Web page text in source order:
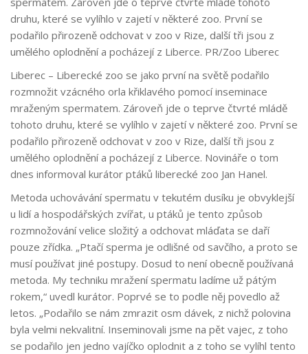
druhu, které se vylíhlo v zajetí v některé zoo. První se
podařilo přirozeně odchovat v zoo v Rize, další tři jsou z
umělého oplodnění a pocházejí z Liberce. PR/Zoo Liberec
Liberec – Liberecké zoo se jako první na světě podařilo
rozmnožit vzácného orla křiklavého pomocí inseminace
mraženým spermatem. Zároveň jde o teprve čtvrté mládě
tohoto druhu, které se vylíhlo v zajetí v některé zoo. První se
podařilo přirozeně odchovat v zoo v Rize, další tři jsou z
umělého oplodnění a pocházejí z Liberce. Novináře o tom
dnes informoval kurátor ptáků liberecké zoo Jan Hanel.
Metoda uchovávání spermatu v tekutém dusíku je obvyklejší
u lidí a hospodářských zvířat, u ptáků je tento způsob
rozmnožování velice složitý a odchovat mláďata se daří
pouze zřídka. „Ptačí sperma je odlišné od savčího, a proto se
musí používat jiné postupy. Dosud to není obecně používaná
metoda. My techniku mražení spermatu ladíme už pátým
rokem,“ uvedl kurátor. Poprvé se to podle něj povedlo až
letos. „Podařilo se nám zmrazit osm dávek, z nichž polovina
byla velmi nekvalitní. Inseminovali jsme na pět vajec, z toho
se podařilo jen jedno vajíčko oplodnit a z toho se vylíhl tento